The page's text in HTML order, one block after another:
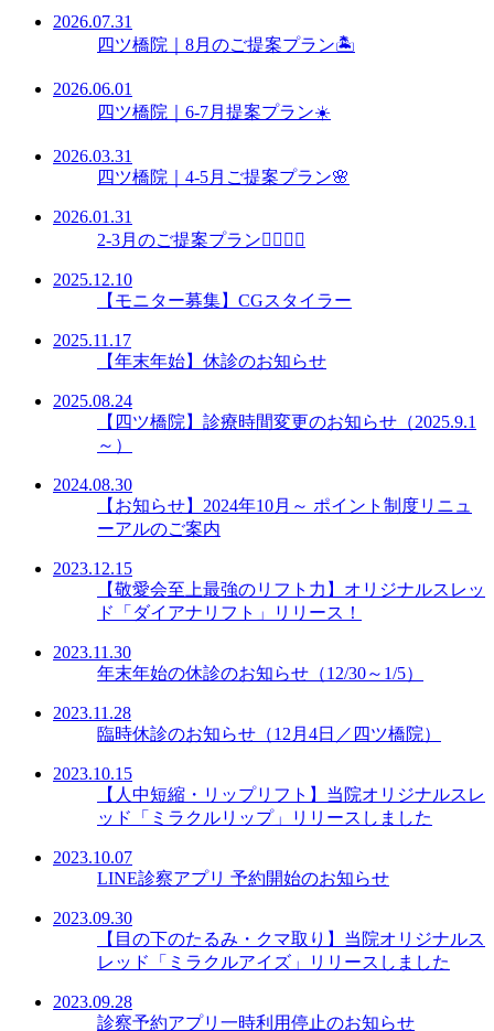
2026.07.31
四ツ橋院｜8月のご提案プラン🏝️
2026.06.01
四ツ橋院｜6-7月提案プラン☀️
2026.03.31
四ツ橋院｜4-5月ご提案プラン🌸
2026.01.31
2-3月のご提案プラン👩🏻‍⚕️✨
2025.12.10
【モニター募集】CGスタイラー
2025.11.17
【年末年始】休診のお知らせ
2025.08.24
【四ツ橋院】診療時間変更のお知らせ（2025.9.1
～）
2024.08.30
【お知らせ】2024年10月～ ポイント制度リニュ
ーアルのご案内
2023.12.15
【敬愛会至上最強のリフト力】オリジナルスレッ
ド「ダイアナリフト」リリース！
2023.11.30
年末年始の休診のお知らせ（12/30～1/5）
2023.11.28
臨時休診のお知らせ（12月4日／四ツ橋院）
2023.10.15
【人中短縮・リップリフト】当院オリジナルスレ
ッド「ミラクルリップ」リリースしました
2023.10.07
LINE診察アプリ 予約開始のお知らせ
2023.09.30
【目の下のたるみ・クマ取り】当院オリジナルス
レッド「ミラクルアイズ」リリースしました
2023.09.28
診察予約アプリ一時利用停止のお知らせ